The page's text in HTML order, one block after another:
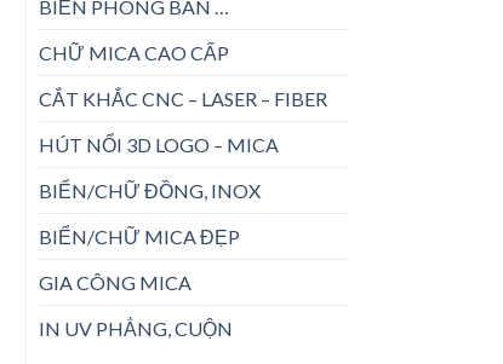
BIỂN PHÒNG BAN …
CHỮ MICA CAO CẤP
CẮT KHẮC CNC – LASER – FIBER
HÚT NỔI 3D LOGO – MICA
BIỂN/CHỮ ĐỒNG, INOX
BIỂN/CHỮ MICA ĐẸP
GIA CÔNG MICA
IN UV PHẲNG, CUỘN